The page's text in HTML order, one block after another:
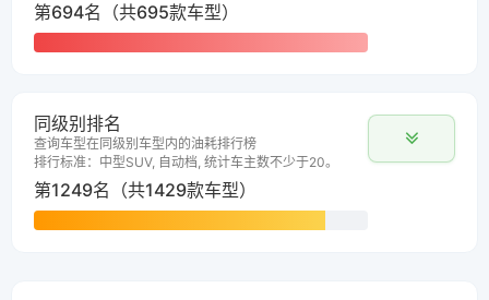
第694名（共695款车型）
同级别排名
查询车型在同级别车型内的油耗排行榜
排行标准：中型SUV, 自动档, 统计车主数不少于20。
第1249名（共1429款车型）